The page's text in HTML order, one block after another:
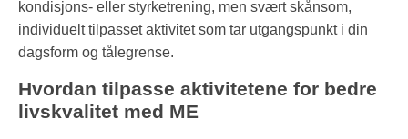
kondisjons- eller styrketrening, men svært skånsom,
individuelt tilpasset aktivitet som tar utgangspunkt i din
dagsform og tålegrense.
Hvordan tilpasse aktivitetene for bedre
livskvalitet med ME